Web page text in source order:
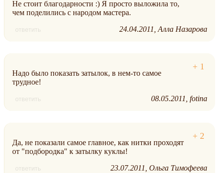
Не стоит благодарности :) Я просто выложила то,
чем поделились с народом мастера.
ответить 24.04.2011 Алла Назарова
Надо было показать затылок, в нем-то самое
трудное!
ответить 08.05.2011 fotina
Да, не показали самое главное, как нитки проходят
от "подбородка" к затылку куклы!
ответить 23.07.2011 Ольга Тимофеева